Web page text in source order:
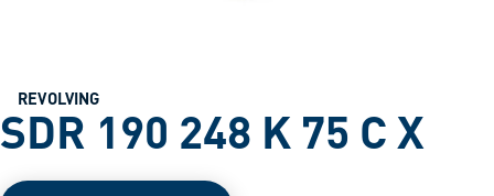
REVOLVING
SDR 190 248 K 75 C X